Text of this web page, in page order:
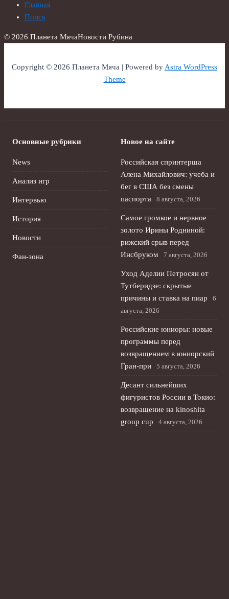
Главная
Поиск
© 2026 Планета МячаНовости Рубина
Copyright © 2026 Планета Мяча | Powered byAstra WordPress
Theme
Основные рубрики
News
Анализ игр
Интервью
История
Новости
Фан-зона
Новое на сайте
Российская спринтерша
Алена Михайлович: учеба и
бег в США без смены
паспорта
8 августа, 2026
Самое громкое и нервное
золото Ирины Родниной:
рижский срыв перед
Инсбруком
7 августа, 2026
Уход Аделии Петросян от
Тутберидзе: скрытые
причины и ставка на пиар
6
августа, 2026
Российские юниоры: новые
программы перед
возвращением в юниорский
Гран-при
5 августа, 2026
Десант сильнейших
фигуристов России в Токио:
возвращение на kinoshita
group cup
4 августа, 2026